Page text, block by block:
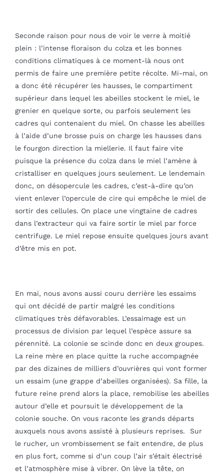
Seconde raison pour nous de voir le verre à moitié
plein : l’intense floraison du colza et les bonnes
conditions climatiques à ce moment-là nous ont
permis de faire une première petite récolte. Mi-mai, on
a donc été récupérer les hausses, le compartiment
supérieur dans lequel les abeilles stockent le miel, le
grenier en quelque sorte, ou parfois seulement les
cadres qui contenaient du miel. On chasse les abeilles
à l’aide d’une brosse puis on charge les hausses dans
le fourgon direction la miellerie. Il faut faire vite
puisque la présence du colza dans le miel l’amène à
cristalliser en quelques jours seulement. Le lendemain
donc, on désopercule les cadres, c’est-à-dire qu’on
vient enlever l’opercule de cire qui empêche le miel de
sortir des cellules. On place une vingtaine de cadres
dans l’extracteur qui va faire sortir le miel par force
centrifuge. Le miel repose ensuite quelques jours avant
d’être mis en pot.
En mai, nous avons aussi couru derrière les essaims
qui ont décidé de partir malgré les conditions
climatiques très défavorables. L’essaimage est un
processus de division par lequel l’espèce assure sa
pérennité. La colonie se scinde donc en deux groupes.
La reine mère en place quitte la ruche accompagnée
par des dizaines de milliers d’ouvrières qui vont former
un essaim (une grappe d’abeilles organisées). Sa fille, la
future reine prend alors la place, remobilise les abeilles
autour d’elle et poursuit le développement de la
colonie souche. On vous raconte les grands départs
auxquels nous avons assisté à plusieurs reprises. Sur
le rucher, un vrombissement se fait entendre, de plus
en plus fort, comme si d’un coup l’air s’était électrisé
et l’atmosphère mise à vibrer. On lève la tête, on